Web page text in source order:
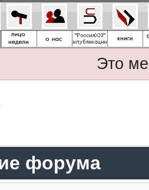
Это
форума